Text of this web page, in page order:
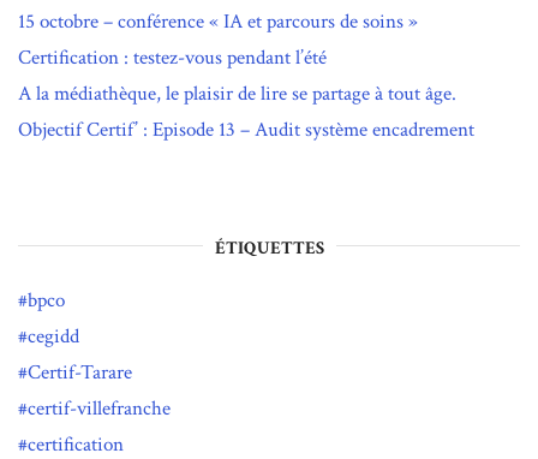
15 octobre – conférence « IA et parcours de soins »
Certification : testez-vous pendant l’été
A la médiathèque, le plaisir de lire se partage à tout âge.
Objectif Certif’ : Episode 13 – Audit système encadrement
ÉTIQUETTES
bpco
cegidd
Certif-Tarare
certif-villefranche
certification